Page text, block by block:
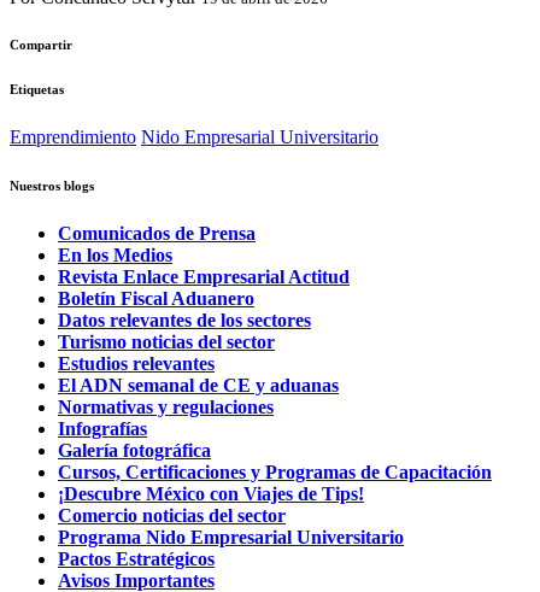
Compartir
Etiquetas
Emprendimiento Nido Empresarial Universitario
Nuestros blogs
Comunicados de Prensa
En los Medios
Revista Enlace Empresarial Actitud
Boletín Fiscal Aduanero
Datos relevantes de los sectores
Turismo noticias del sector
Estudios relevantes
El ADN semanal de CE y aduanas
Normativas y regulaciones
Infografías
Galería fotográfica
Cursos, Certificaciones y Programas de Capacitación
¡Descubre México con Viajes de Tips!
Comercio noticias del sector
Programa Nido Empresarial Universitario
Pactos Estratégicos
Avisos Importantes